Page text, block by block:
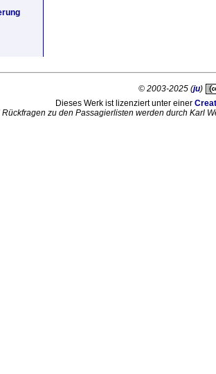
© 2003-2025 (ju)
Dieses Werk ist lizenziert unter einer
Rückfragen zu den Passagierlisten werden durch Karl